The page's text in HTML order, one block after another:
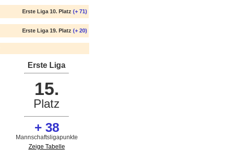
Erste Liga 10. Platz (+ 71)
Erste Liga 19. Platz (+ 20)
Erste Liga
15.
Platz
+ 38
Mannschaftsligapunkte
Zeige Tabelle